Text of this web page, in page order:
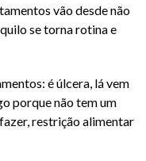
vão desde não
se torna rotina e
é úlcera, lá vem
porque não tem um
restrição alimentar